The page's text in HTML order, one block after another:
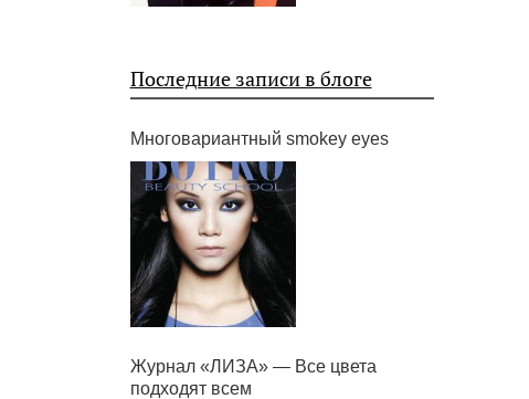
Последние записи в блоге
Многовариантный smokey eyes
Журнал «ЛИЗА» — Все цвета
подходят всем